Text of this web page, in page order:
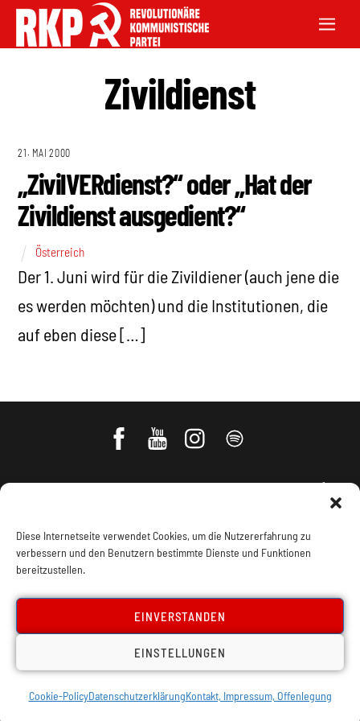
Diese Internetseite verwendet Cookies, um die Nutzererfahrung zu
verbessern und den Benutzern bestimmte Dienste und Funktionen
bereitzustellen.
EINVERSTANDEN
EINSTELLUNGEN
Cookie-PolicyDatenschutzerklärungKontakt, Impressum, Offenlegung
Zivildienst
21. MAI 2000
„ZivilVERdienst?“ oder „Hat der
Zivildienst ausgedient?“
Österreich
Der 1. Juni wird für die Zivildiener (auch jene die
es werden möchten) und die Institutionen, die
auf eben diese […]
Datenschutz Kontakt